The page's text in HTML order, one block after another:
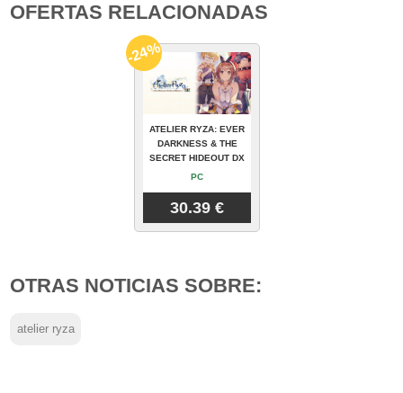
OFERTAS RELACIONADAS
ATELIER RYZA: EVER
DARKNESS & THE
SECRET HIDEOUT DX
PC
30.39 €
-24%
OTRAS NOTICIAS SOBRE:
atelier ryza